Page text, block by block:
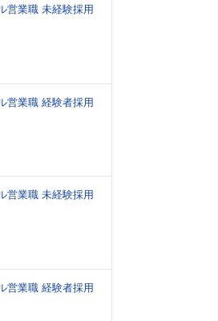
営業職 未経験採用
営業職 経験者採用
営業職 未経験採用
営業職 経験者採用